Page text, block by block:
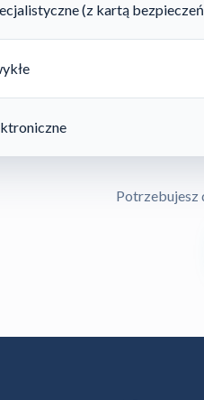
(z kartą
Potrzebujesz